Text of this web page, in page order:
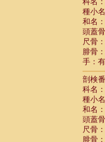
種小名
和名
頭蓋
尺骨
腓骨
手：有
剖検
科名
種小名
和名
頭蓋
尺骨
腓骨